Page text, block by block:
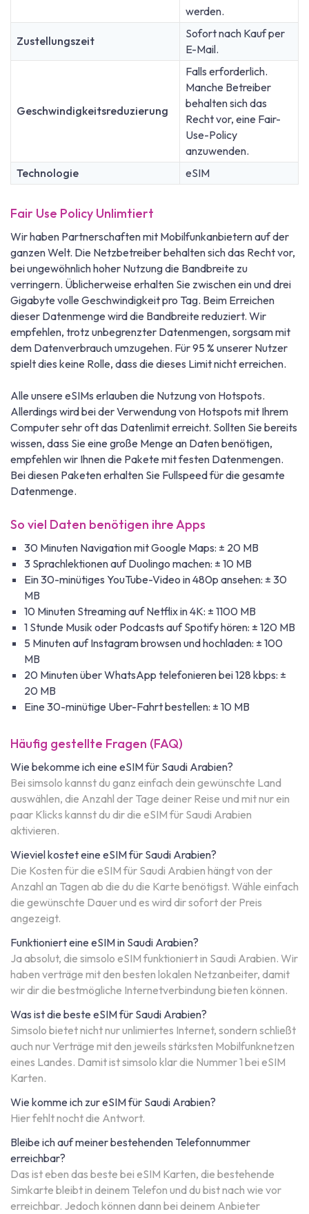
werden.
Zustellungszeit
Sofort nach Kauf per
E-Mail.
Geschwindigkeitsreduzierung
Falls erforderlich.
Manche Betreiber
behalten sich das
Recht vor, eine Fair-
Use-Policy
anzuwenden.
Technologie
eSIM
Fair Use Policy Unlimtiert
Wir haben Partnerschaften mit Mobilfunkanbietern auf der
ganzen Welt. Die Netzbetreiber behalten sich das Recht vor,
bei ungewöhnlich hoher Nutzung die Bandbreite zu
verringern. Üblicherweise erhalten Sie zwischen ein und drei
Gigabyte volle Geschwindigkeit pro Tag. Beim Erreichen
dieser Datenmenge wird die Bandbreite reduziert. Wir
empfehlen, trotz unbegrenzter Datenmengen, sorgsam mit
dem Datenverbrauch umzugehen. Für 95 % unserer Nutzer
spielt dies keine Rolle, dass die dieses Limit nicht erreichen.
Alle unsere eSIMs erlauben die Nutzung von Hotspots.
Allerdings wird bei der Verwendung von Hotspots mit Ihrem
Computer sehr oft das Datenlimit erreicht. Sollten Sie bereits
wissen, dass Sie eine große Menge an Daten benötigen,
empfehlen wir Ihnen die Pakete mit festen Datenmengen.
Bei diesen Paketen erhalten Sie Fullspeed für die gesamte
Datenmenge.
So viel Daten benötigen ihre Apps
30 Minuten Navigation mit Google Maps: ± 20 MB
3 Sprachlektionen auf Duolingo machen: ± 10 MB
Ein 30-minütiges YouTube-Video in 480p ansehen: ± 30
MB
10 Minuten Streaming auf Netflix in 4K: ± 1100 MB
1 Stunde Musik oder Podcasts auf Spotify hören: ± 120 MB
5 Minuten auf Instagram browsen und hochladen: ± 100
MB
20 Minuten über WhatsApp telefonieren bei 128 kbps: ±
20 MB
Eine 30-minütige Uber-Fahrt bestellen: ± 10 MB
Häufig gestellte Fragen (FAQ)
Wie bekomme ich eine eSIM für Saudi Arabien?
Bei simsolo kannst du ganz einfach dein gewünschte Land
auswählen, die Anzahl der Tage deiner Reise und mit nur ein
paar Klicks kannst du dir die eSIM für Saudi Arabien
aktivieren.
Wieviel kostet eine eSIM für Saudi Arabien?
Die Kosten für die eSIM für Saudi Arabien hängt von der
Anzahl an Tagen ab die du die Karte benötigst. Wähle einfach
die gewünschte Dauer und es wird dir sofort der Preis
angezeigt.
Funktioniert eine eSIM in Saudi Arabien?
Ja absolut, die simsolo eSIM funktioniert in Saudi Arabien. Wir
haben verträge mit den besten lokalen Netzanbeiter, damit
wir dir die bestmögliche Internetverbindung bieten können.
Was ist die beste eSIM für Saudi Arabien?
Simsolo bietet nicht nur unlimiertes Internet, sondern schließt
auch nur Verträge mit den jeweils stärksten Mobilfunknetzen
eines Landes. Damit ist simsolo klar die Nummer 1 bei eSIM
Karten.
Wie komme ich zur eSIM für Saudi Arabien?
Hier fehlt nocht die Antwort.
Bleibe ich auf meiner bestehenden Telefonnummer
erreichbar?
Das ist eben das beste bei eSIM Karten, die bestehende
Simkarte bleibt in deinem Telefon und du bist nach wie vor
erreichbar. Jedoch können dann bei deinem Anbieter